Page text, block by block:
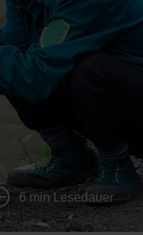
6 min Lesedauer